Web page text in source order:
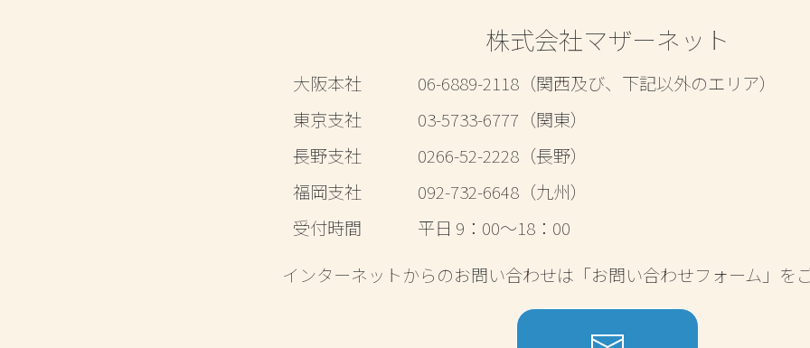
株式会社マザーネット
大阪本社 06-6889-2118 （関西及び、下記以外のエリア）
東京支社
03-5733-6777（関東）
長野支社
0266-52-2228（長野）
福岡支社
092-732-6648（九州）
受付時間
平日 9：00～18：00
インターネットからのお問い合わせは「お問い合わせフォーム」を